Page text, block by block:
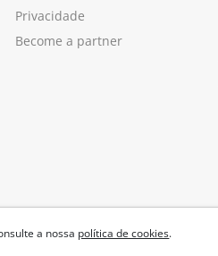
a nossa política de cookies.
Privacidade
Become a partner